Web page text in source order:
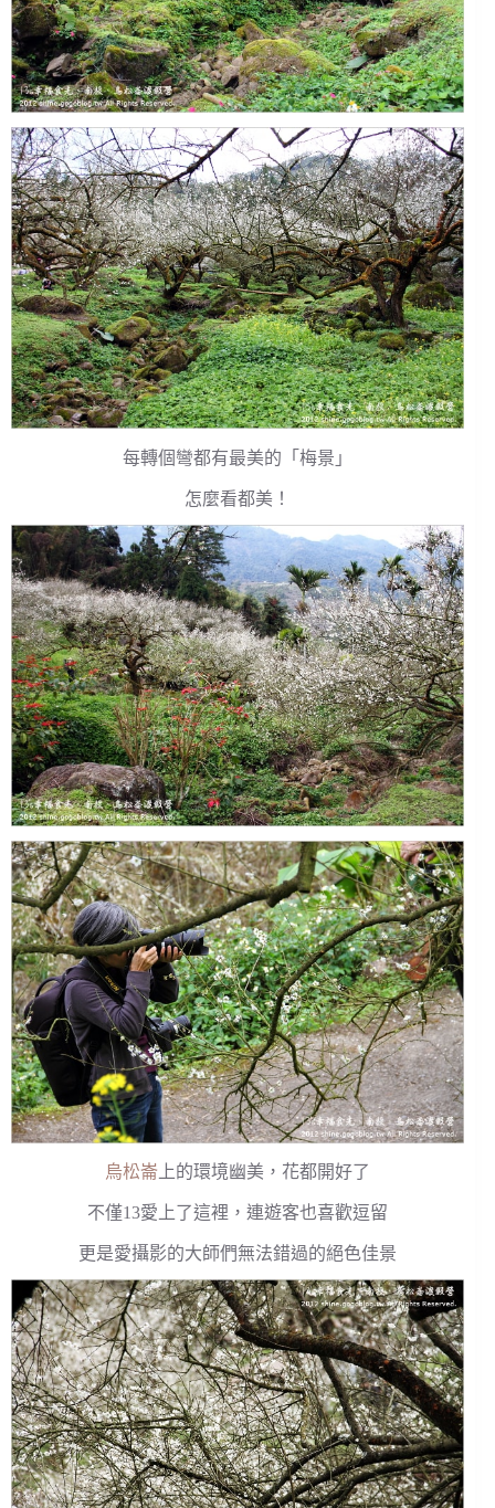
每轉個彎都有最美的「梅景」
怎麼看都美！
烏松崙上的環境幽美，花都開好了
不僅13愛上了這裡，連遊客也喜歡逗留
更是愛攝影的大師們無法錯過的絕色佳景